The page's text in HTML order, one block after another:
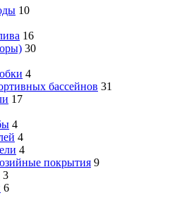
10
16
30
4
бассейнов 31
17
4
4
4
покрытия 9
3
6